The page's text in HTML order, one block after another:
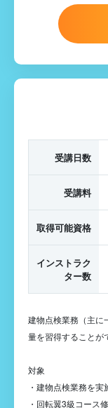
受講日数
受講料
取得可能資格
インストラク
ター数
建物点検業務（主に
量を習得することが
対象
・建物点検業務を実
・回転翼3級コース